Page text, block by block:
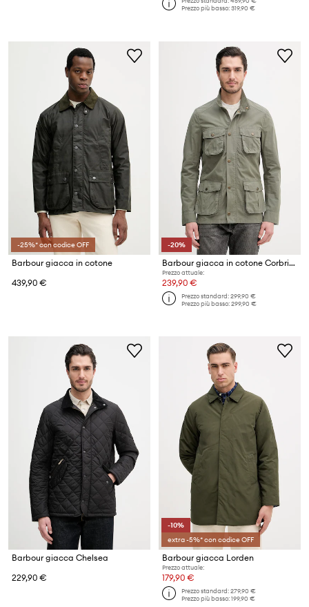
Prezzo più basso:319,90 €
-25%* con codice OFF
Barbour giacca in cotone
439,90 €
-20%
Barbour giacca in cotone Corbridge
Prezzo attuale:
239,90 €
Prezzo standard:299,90 €
Prezzo più basso:299,90 €
Barbour giacca Chelsea
229,90 €
-10%
extra -5%* con codice OFF
Barbour giacca Lorden
Prezzo attuale:
179,90 €
Prezzo standard:279,90 €
Prezzo più basso:199,90 €